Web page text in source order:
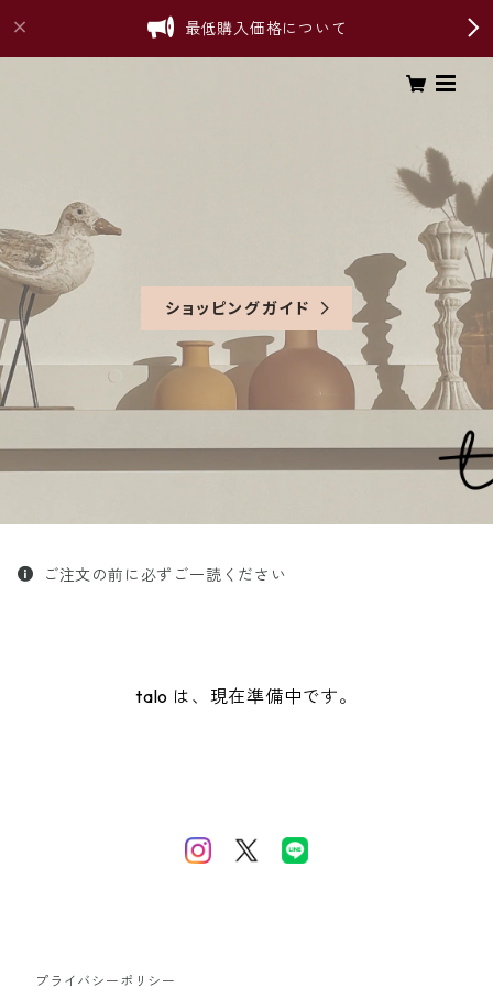
最低購入価格について
ショッピングガイド
ご注文の前に必ずご一読ください
talo は、現在準備中です。
プライバシーポリシー